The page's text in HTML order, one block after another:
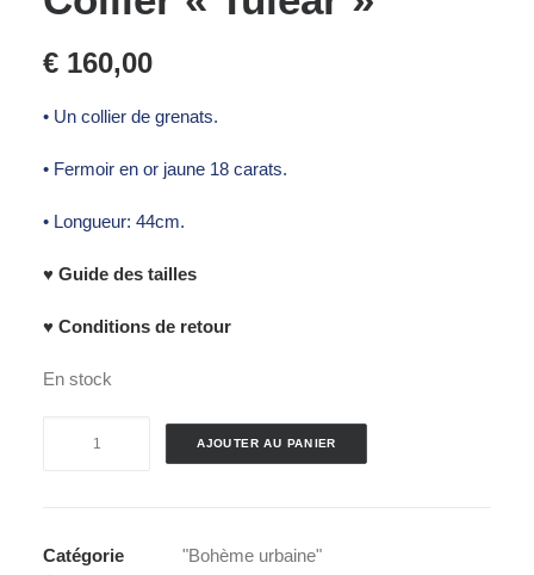
€ 160,00
• Un collier de grenats.
• Fermoir en or jaune 18 carats.
• Longueur: 44cm.
♥ Guide des tailles
♥ Conditions de retour
En stock
AJOUTER AU PANIER
Catégorie
"Bohème urbaine"